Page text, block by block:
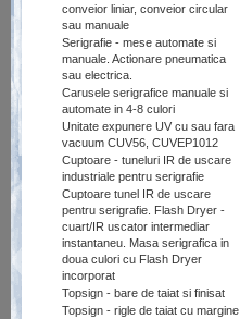
conveior liniar, conveior circular
sau manuale
Serigrafie - mese automate si
manuale. Actionare pneumatica
sau electrica.
Carusele serigrafice manuale si
automate in 4-8 culori
Unitate expunere UV cu sau fara
vacuum CUV56, CUVEP1012
Cuptoare - tuneluri IR de uscare
industriale pentru serigrafie
Cuptoare tunel IR de uscare
pentru serigrafie. Flash Dryer -
cuart/IR uscator intermediar
instantaneu. Masa serigrafica in
doua culori cu Flash Dryer
incorporat
Topsign - bare de taiat si finisat
Topsign - rigle de taiat cu margine